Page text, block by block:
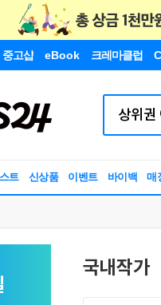
중고샵 eBook 크레마클럽
트 신상품 이벤트 바이백 매
국내작가